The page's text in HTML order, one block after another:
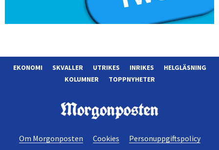
EKONOMI SKVALLER UTRIKES INRIKES
HELGLÄSNING
KOLUMNER
TOPPNYHETER
Om Morgonposten Cookies Personuppgiftspolicy